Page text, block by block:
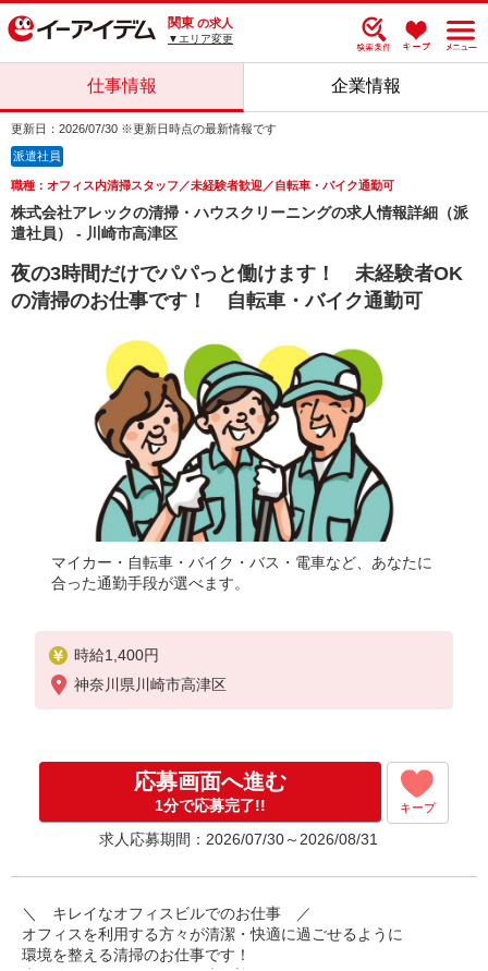
関東 の求人
▼エリア変更
仕事情報 企業情報
更新日：2026/07/30 ※更新日時点の最新情報です
派遣社員
職種：オフィス内清掃スタッフ／未経験者歓迎／自転車・バイク通勤可
株式会社アレックの清掃・ハウスクリーニングの求人情報詳細（派
遣社員） - 川崎市高津区
夜の3時間だけでパパっと働けます！ 未経験者OK
の清掃のお仕事です！ 自転車・バイク通勤可
マイカー・自転車・バイク・バス・電車など、あなたに
合った通勤手段が選べます。
時給1,400円
神奈川県川崎市高津区
応募画面へ進む
1分で応募完了!! キープ
求人応募期間：2026/07/30～2026/08/31
＼ キレイなオフィスビルでのお仕事 ／
オフィスを利用する方々が清潔・快適に過ごせるように
環境を整える清掃のお仕事です！